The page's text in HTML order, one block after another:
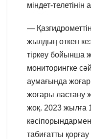
міндет-телетінін
—
жылдың өткен
тіркеу бойынша
мониторингке
аумағында
жоғары ластану
жоқ. 2023 жылға
табиғатты